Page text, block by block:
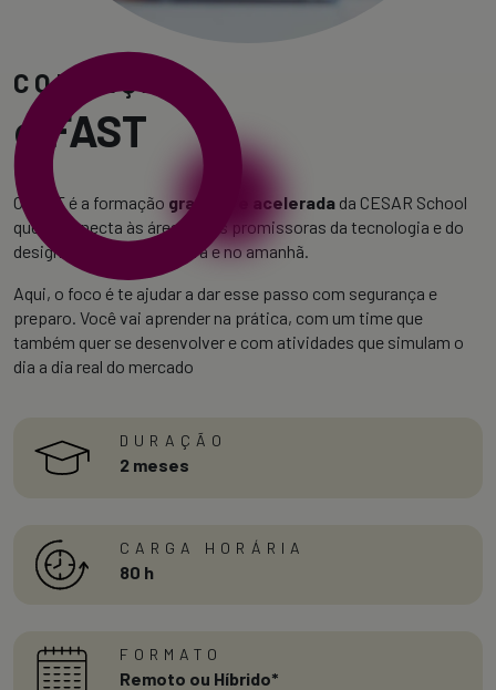
CONHEÇA
o FAST
O FAST é a formação gratuita e acelerada da CESAR School
que te conecta às áreas mais promissoras da tecnologia e do
design, com foco no agora e no amanhã.
Aqui, o foco é te ajudar a dar esse passo com segurança e
preparo. Você vai aprender na prática, com um time que
também quer se desenvolver e com atividades que simulam o
dia a dia real do mercado
DURAÇÃO
2 meses
CARGA HORÁRIA
80 h
FORMATO
Remoto ou Híbrido*